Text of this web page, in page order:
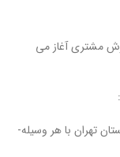
مشتری آغاز می
هزینه ی ارسال تایر به حومه تهران و سایر شهرهای استان تهران با هر وسیله­